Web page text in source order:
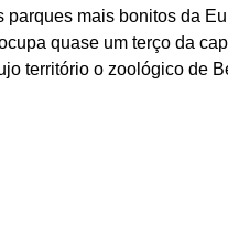
mais bonitos da
quase um terço da
território o zoológico de